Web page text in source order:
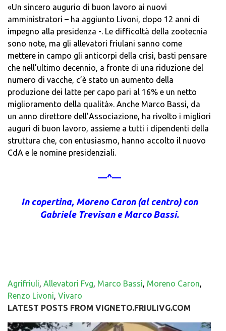
«Un sincero augurio di buon lavoro ai nuovi
amministratori – ha aggiunto Livoni, dopo 12 anni di
impegno alla presidenza -. Le difficoltà della zootecnia
sono note, ma gli allevatori friulani sanno come
mettere in campo gli anticorpi della crisi, basti pensare
che nell’ultimo decennio, a fronte di una riduzione del
numero di vacche, c’è stato un aumento della
produzione dei latte per capo pari al 16% e un netto
miglioramento della qualità». Anche Marco Bassi, da
un anno direttore dell’Associazione, ha rivolto i migliori
auguri di buon lavoro, assieme a tutti i dipendenti della
struttura che, con entusiasmo, hanno accolto il nuovo
CdA e le nomine presidenziali.
—^—
In copertina, Moreno Caron (al centro) con
Gabriele Trevisan e Marco Bassi.
Agrifriuli, Allevatori Fvg, Marco Bassi, Moreno Caron,
Renzo Livoni, Vivaro
LATEST POSTS FROM VIGNETO.FRIULIVG.COM